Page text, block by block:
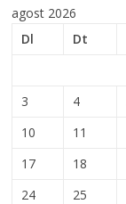
agost 2026
Dl
Dt
3
4
10
11
17
18
24
25